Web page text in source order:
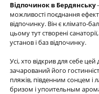
Відпочинок в Бердянську
можливості поєднання
відпочинку. Він є клімато-
цьому тут створені
установ і баз відпочинку.
Усі, хто відкрив для себе
зачарований його
пляжів, південним сонцем
бризом і упоительным